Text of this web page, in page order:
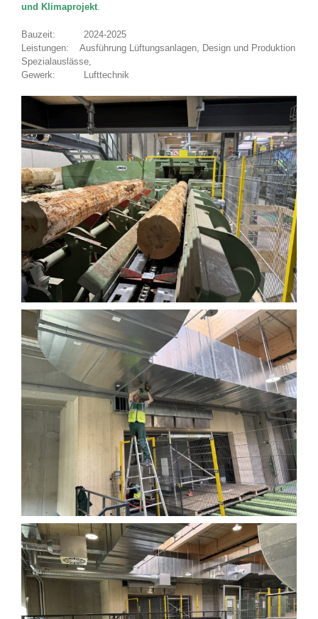
und Klimaprojekt.
Bauzeit: 2024-2025
Leistungen: Ausführung Lüftungsanlagen, Design und Produktion
Spezialauslässe,
Gewerk: Lufttechnik